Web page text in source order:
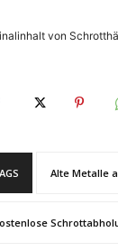
von
Alte Metalle